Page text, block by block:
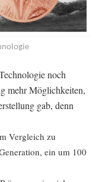
noch
mehr Möglichkeiten,
gab, denn
Vergleich zu
ein um 100